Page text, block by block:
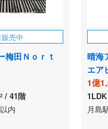
売中
梅田Ｎｏｒｔ
2
41階
内
晴海
エア
1億
1LDK
月島